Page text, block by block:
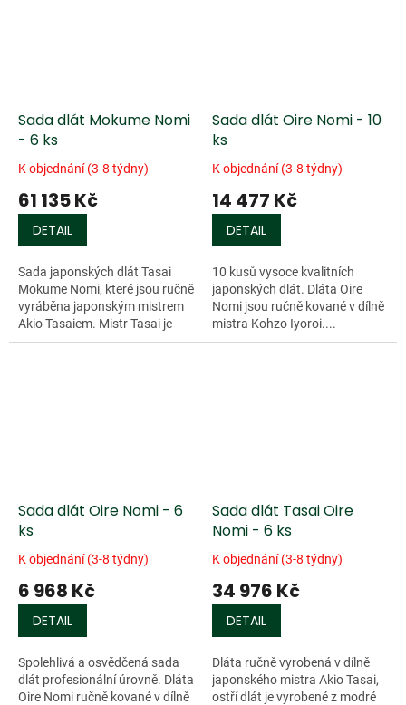
Sada dlát Mokume Nomi
- 6 ks
K objednání (3-8 týdny)
61 135 Kč
DETAIL
Sada japonských dlát Tasai
Mokume Nomi, které jsou ručně
vyráběna japonským mistrem
Akio Tasaiem. Mistr Tasai je
znám svou...
Sada dlát Oire Nomi - 10
ks
K objednání (3-8 týdny)
14 477 Kč
DETAIL
10 kusů vysoce kvalitních
japonských dlát. Dláta Oire
Nomi jsou ručně kované v dílně
mistra Kohzo Iyoroi....
Sada dlát Oire Nomi - 6
ks
K objednání (3-8 týdny)
6 968 Kč
DETAIL
Spolehlivá a osvědčená sada
dlát profesionální úrovně. Dláta
Oire Nomi ručně kované v dílně
Sada dlát Tasai Oire
Nomi - 6 ks
K objednání (3-8 týdny)
34 976 Kč
DETAIL
Dláta ručně vyrobená v dílně
japonského mistra Akio Tasai,
ostří dlát je vyrobené z modré